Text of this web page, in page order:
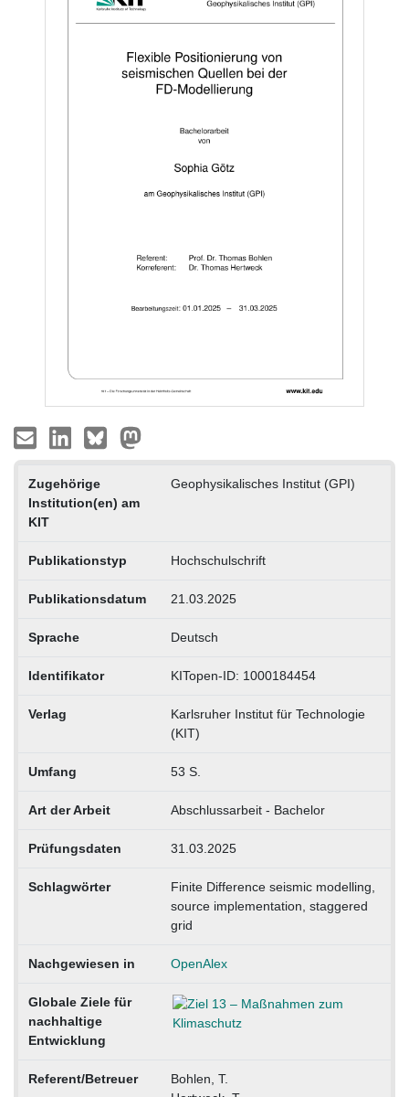
Zugehörige
Institution(en) am
KIT
Geophysikalisches Institut (GPI)
Publikationstyp Hochschulschrift
Publikationsdatum 21.03.2025
Sprache Deutsch
Identifikator KITopen-ID: 1000184454
Verlag
Karlsruher Institut für Technologie
(KIT)
Umfang 53 S.
Art der Arbeit Abschlussarbeit - Bachelor
Prüfungsdaten 31.03.2025
Schlagwörter
Finite Difference seismic modelling,
source implementation, staggered
grid
Nachgewiesen in OpenAlex
Globale Ziele für
nachhaltige
Entwicklung
Referent/Betreuer
Bohlen, T.